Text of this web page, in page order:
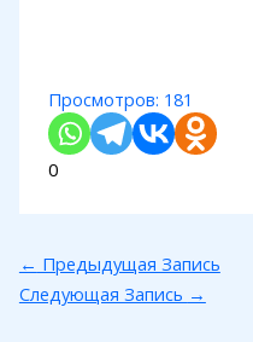
Просмотров: 181
0
← Предыдущая Запись
Следующая Запись →